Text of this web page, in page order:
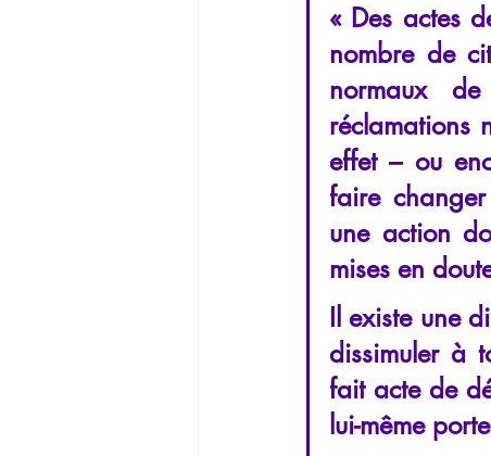
« Des actes
nombre de
normaux
réclamations
effet – ou
faire
une action
mises en
Il existe une
dissimuler à
fait acte de
lui-même